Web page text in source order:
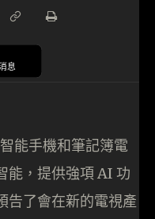
息
能手機和筆記簿電
能，提供強項 AI 功
告了會在新的電視產